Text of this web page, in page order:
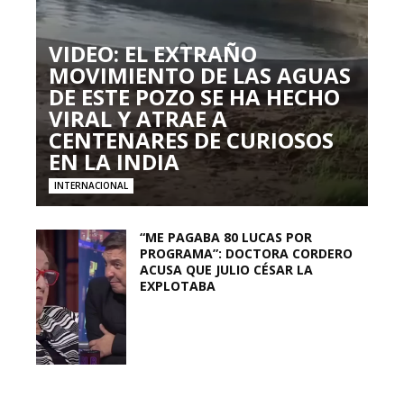
VIDEO: EL EXTRAÑO
MOVIMIENTO DE LAS AGUAS
DE ESTE POZO SE HA HECHO
VIRAL Y ATRAE A
CENTENARES DE CURIOSOS
EN LA INDIA
INTERNACIONAL
“ME PAGABA 80 LUCAS POR
PROGRAMA”: DOCTORA CORDERO
ACUSA QUE JULIO CÉSAR LA
EXPLOTABA